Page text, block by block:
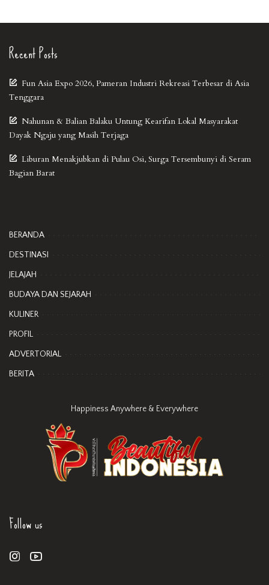
Recent Posts
Fun Asia Expo 2026, Pameran Industri Rekreasi Terbesar di Asia
Tenggara
Nahunan & Balian Balaku Untung Kearifan Lokal Masyarakat
Dayak Ngaju yang Masih Terjaga
Liburan Menakjubkan di Pulau Osi, Surga Tersembunyi di Seram
Bagian Barat
BERANDA
DESTINASI
JELAJAH
BUDAYA DAN SEJARAH
KULINER
PROFIL
ADVERTORIAL
BERITA
Happiness Anywhere & Everywhere
Follow us